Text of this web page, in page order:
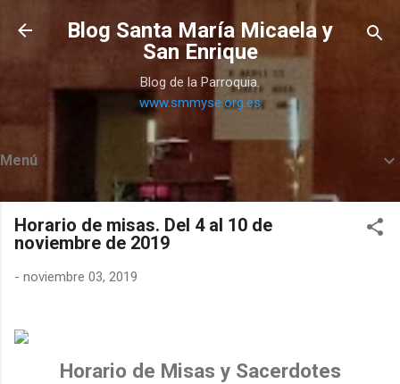
Ir al contenido principal
Blog Santa María Micaela y
San Enrique
Blog de la Parroquia.
www.smmyse.org.es
Menú
Horario de misas. Del 4 al 10 de
noviembre de 2019
- noviembre 03, 2019
Horario de Misas y Sacerdotes